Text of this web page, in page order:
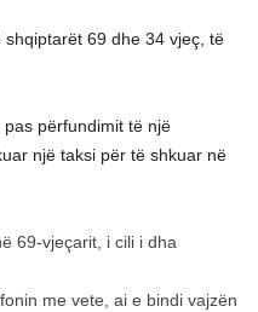
69 dhe 34 vjeç, të
përfundimit të një
një taksi për të shkuar në
69-vjeçarit, i cili i dha
me vete, ai e bindi vajzën